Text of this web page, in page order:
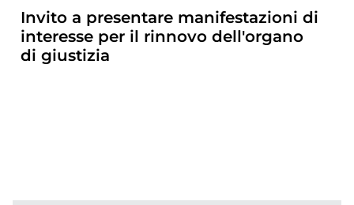
Invito a presentare manifestazioni di
interesse per il rinnovo dell'organo
di giustizia